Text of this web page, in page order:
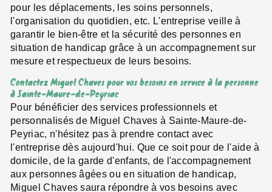
pour les déplacements, les soins personnels,
l'organisation du quotidien, etc. L'entreprise veille à
garantir le bien-être et la sécurité des personnes en
situation de handicap grâce à un accompagnement sur
mesure et respectueux de leurs besoins.
Contactez Miguel Chaves pour vos besoins en service à la personne
à Sainte-Maure-de-Peyriac
Pour bénéficier des services professionnels et
personnalisés de Miguel Chaves à Sainte-Maure-de-
Peyriac, n'hésitez pas à prendre contact avec
l'entreprise dès aujourd'hui. Que ce soit pour de l'aide à
domicile, de la garde d'enfants, de l'accompagnement
aux personnes âgées ou en situation de handicap,
Miguel Chaves saura répondre à vos besoins avec